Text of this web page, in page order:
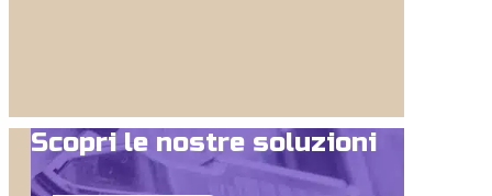
Scopri le nostre soluzioni